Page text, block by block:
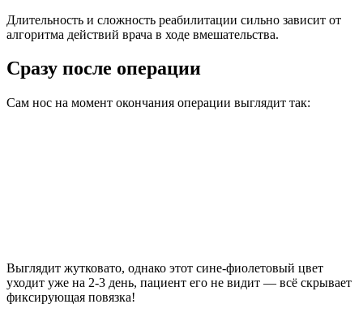
Длительность и сложность реабилитации сильно зависит от
алгоритма действий врача в ходе вмешательства.
Сразу после операции
Сам нос на момент окончания операции выглядит так:
Выглядит жутковато, однако этот сине-фиолетовый цвет
уходит уже на 2-3 день, пациент его не видит — всё скрывает
фиксирующая повязка!